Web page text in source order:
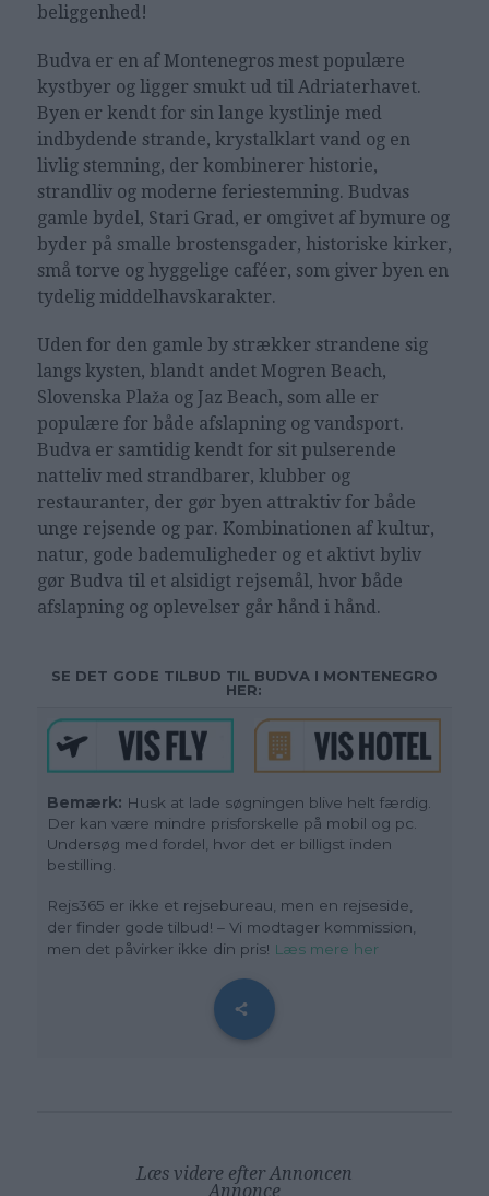
beliggenhed!
Budva er en af Montenegros mest populære
kystbyer og ligger smukt ud til Adriaterhavet.
Byen er kendt for sin lange kystlinje med
indbydende strande, krystalklart vand og en
livlig stemning, der kombinerer historie,
strandliv og moderne feriestemning. Budvas
gamle bydel, Stari Grad, er omgivet af bymure og
byder på smalle brostensgader, historiske kirker,
små torve og hyggelige caféer, som giver byen en
tydelig middelhavskarakter.
Uden for den gamle by strækker strandene sig
langs kysten, blandt andet Mogren Beach,
Slovenska Plaža og Jaz Beach, som alle er
populære for både afslapning og vandsport.
Budva er samtidig kendt for sit pulserende
natteliv med strandbarer, klubber og
restauranter, der gør byen attraktiv for både
unge rejsende og par. Kombinationen af kultur,
natur, gode bademuligheder og et aktivt byliv
gør Budva til et alsidigt rejsemål, hvor både
afslapning og oplevelser går hånd i hånd.
SE DET GODE TILBUD TIL BUDVA I MONTENEGRO
HER:
Bemærk: Husk at lade søgningen blive helt færdig.
Der kan være mindre prisforskelle på mobil og pc.
Undersøg med fordel, hvor det er billigst inden
bestilling.
Rejs365 er ikke et rejsebureau, men en rejseside,
der finder gode tilbud! – Vi modtager kommission,
men det påvirker ikke din pris! Læs mere her
Læs videre efter Annoncen
Annonce